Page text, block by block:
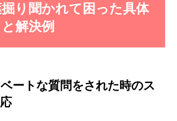
り聞かれて困った具体
解決例
ートな質問をされた時のス